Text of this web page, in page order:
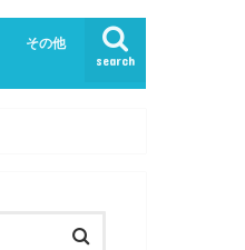
search
その他
生活
お問い合わせ
プライバシーポリシー・免責事項
サイトマップ